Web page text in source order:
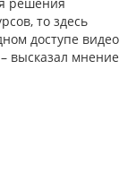
то здесь
доступе видео
высказал мнение